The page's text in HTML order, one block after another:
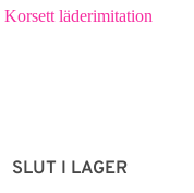
299 kr.209 kr.
SLUT I LAGER